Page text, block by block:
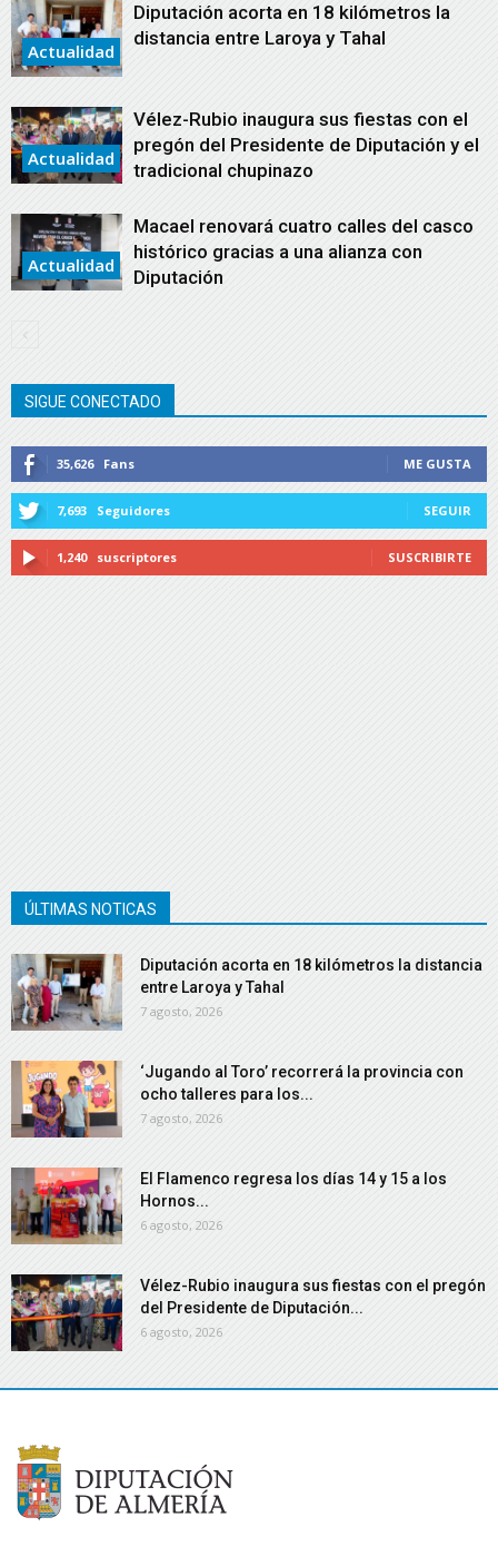
Actualidad
Diputación acorta en 18 kilómetros la
distancia entre Laroya y Tahal
Actualidad
Vélez-Rubio inaugura sus fiestas con el
pregón del Presidente de Diputación y el
tradicional chupinazo
Actualidad
Macael renovará cuatro calles del casco
histórico gracias a una alianza con
Diputación
SIGUE CONECTADO
35,626 Fans ME GUSTA
7,693 Seguidores SEGUIR
1,240 suscriptores SUSCRIBIRTE
ÚLTIMAS NOTICAS
Diputación acorta en 18 kilómetros la distancia
entre Laroya y Tahal
7 agosto, 2026
‘Jugando al Toro’ recorrerá la provincia con
ocho talleres para los...
7 agosto, 2026
El Flamenco regresa los días 14 y 15 a los
Hornos...
6 agosto, 2026
Vélez-Rubio inaugura sus fiestas con el pregón
del Presidente de Diputación...
6 agosto, 2026